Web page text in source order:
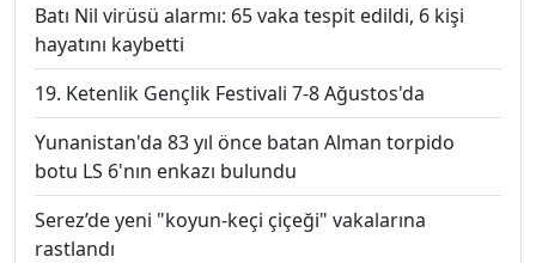
Batı Nil virüsü alarmı: 65 vaka tespit edildi, 6 kişi
hayatını kaybetti
19. Ketenlik Gençlik Festivali 7-8 Ağustos'da
Yunanistan'da 83 yıl önce batan Alman torpido
botu LS 6'nın enkazı bulundu
Serez’de yeni "koyun-keçi çiçeği" vakalarına
rastlandı